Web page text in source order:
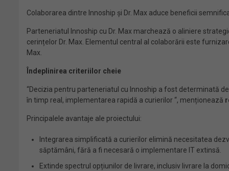
Colaborarea dintre Innoship și Dr. Max aduce beneficii
Parteneriatul Innoship cu Dr. Max marchează o aliniere
cerințelor Dr. Max. Elementul central al colaborării este
Max.
Îndeplinirea criteriilor cheie
“Decizia pentru parteneriatul cu Innoship a fost determinată
în timp real, implementarea rapidă a curierilor “, menționează
Principalele avantaje ale proiectului:
Integrarea simplificată a curierilor elimină necesitatea
săptămâni, fără a fi necesară o implementare IT extinsă.
Extinde spectrul opțiunilor de livrare, inclusiv livrare la